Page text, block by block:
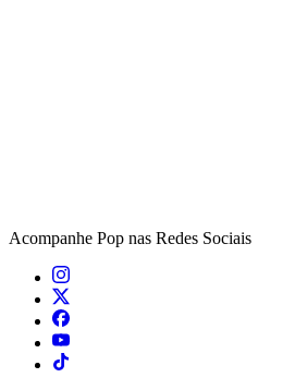
Acompanhe Pop nas Redes Sociais